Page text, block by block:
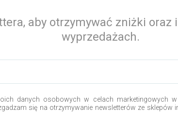
aby otrzymywać zniżki
wyprzedażach.
danych osobowych w celach marketingowych
się na otrzymywanie newsletterów ze sklepów